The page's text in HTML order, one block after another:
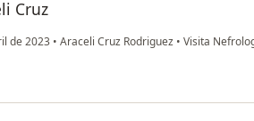
Cruz
de 2023 • Araceli Cruz Rodriguez • Visita